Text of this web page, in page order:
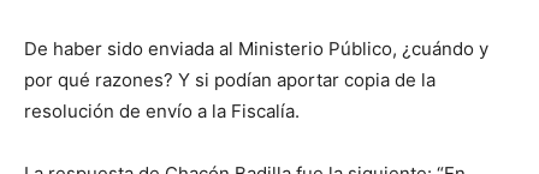
De haber sido enviada al Ministerio Público, ¿cuándo y
por qué razones? Y si podían aportar copia de la
resolución de envío a la Fiscalía.